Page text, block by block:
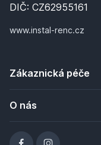
DIČ: CZ62955161
www.instal-renc.cz
Zákaznická péče
O nás